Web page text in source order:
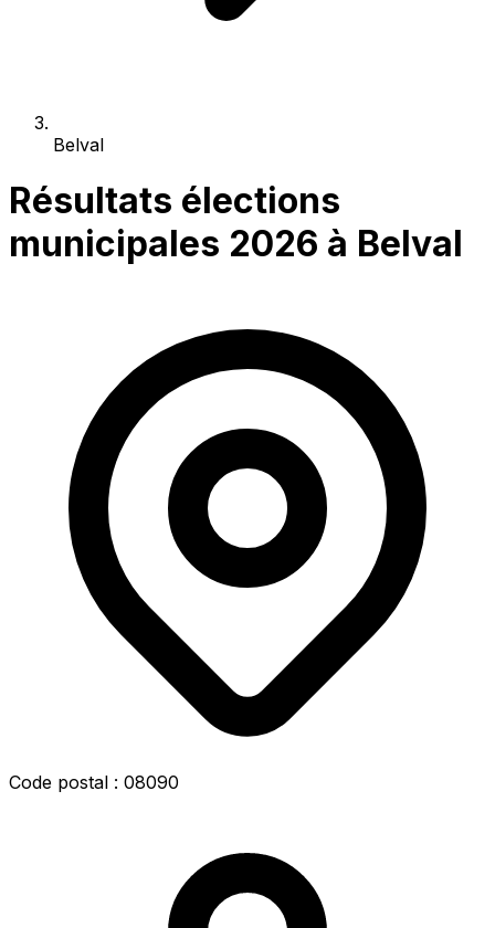
Belval
Résultats élections
municipales 2026 à Belval
Code postal : 08090